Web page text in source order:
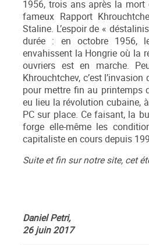
1956, trois ans après la mort
fameux Rapport
Staline. L’espoir de «
durée : en octobre 1956,
envahissent la Hongrie où la
ouvriers est en marche.
Khrouchtchev, c’est
pour mettre fin au printemps
eu lieu la révolution cubaine,
PC sur place. Ce faisant, la
forge elle-même les
capitaliste en cours depuis
Suite et fin sur notre site, cet
Daniel Petri,
26 juin 2017